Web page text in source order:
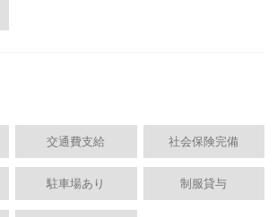
交通費支給 社会保険完備
駐車場あり 制服貸与